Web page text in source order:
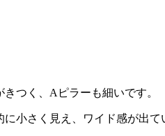
つく、Aピラーも細いです。
に小さく見え、ワイド感が出て